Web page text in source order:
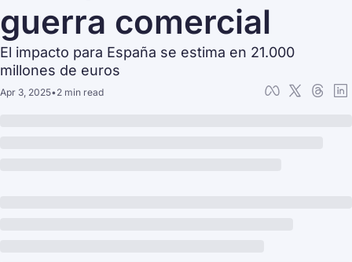
guerra comercial
El impacto para España se estima en 21.000
millones de euros
Apr 3, 2025•2 min read